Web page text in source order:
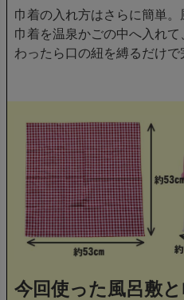
巾着の入れ方はさらに簡単
巾着を温泉かごの中へ入れ
わったら口の紐を縛るだけで
今回使った風呂敷